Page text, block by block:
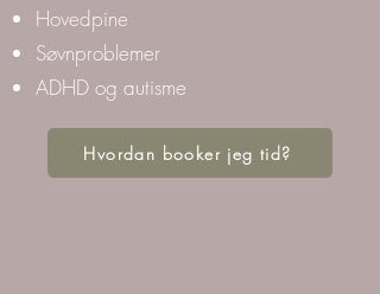
Hovedpine
Søvnproblemer
ADHD og autisme
Hvordan booker jeg tid?